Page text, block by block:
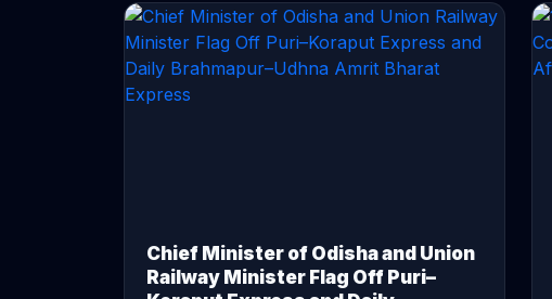
Chief Minister of Odisha and Union
Railway Minister Flag Off Puri–